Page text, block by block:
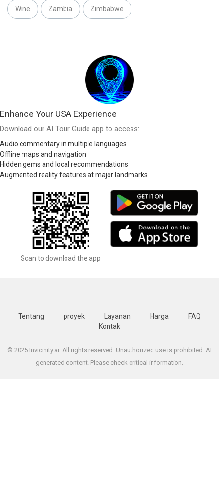
Wine Zambia Zimbabwe
Enhance Your USA Experience
Download our AI Tour Guide app to access:
Audio commentary in multiple languages
Offline maps and navigation
Hidden gems and local recommendations
Augmented reality features at major landmarks
Scan to download the app
Tentang proyek Layanan Harga
FAQ
Kontak
© 2025 Invicinity.ai. All rights reserved. Unauthorized use is prohibited. AI
generated content. Please check critical information.